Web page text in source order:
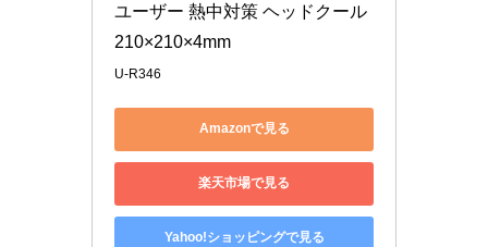
ユーザー 熱中対策 ヘッドクール
210×210×4mm
U-R346
Amazonで見る
楽天市場で見る
Yahoo!ショッピングで見る